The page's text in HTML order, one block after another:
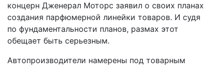
концерн Дженерал Моторс заявил о своих планах
создания парфюмерной линейки товаров. И судя
по фундаментальности планов, размах этот
обещает быть серьезным.
Автопроизводители намерены под товарным